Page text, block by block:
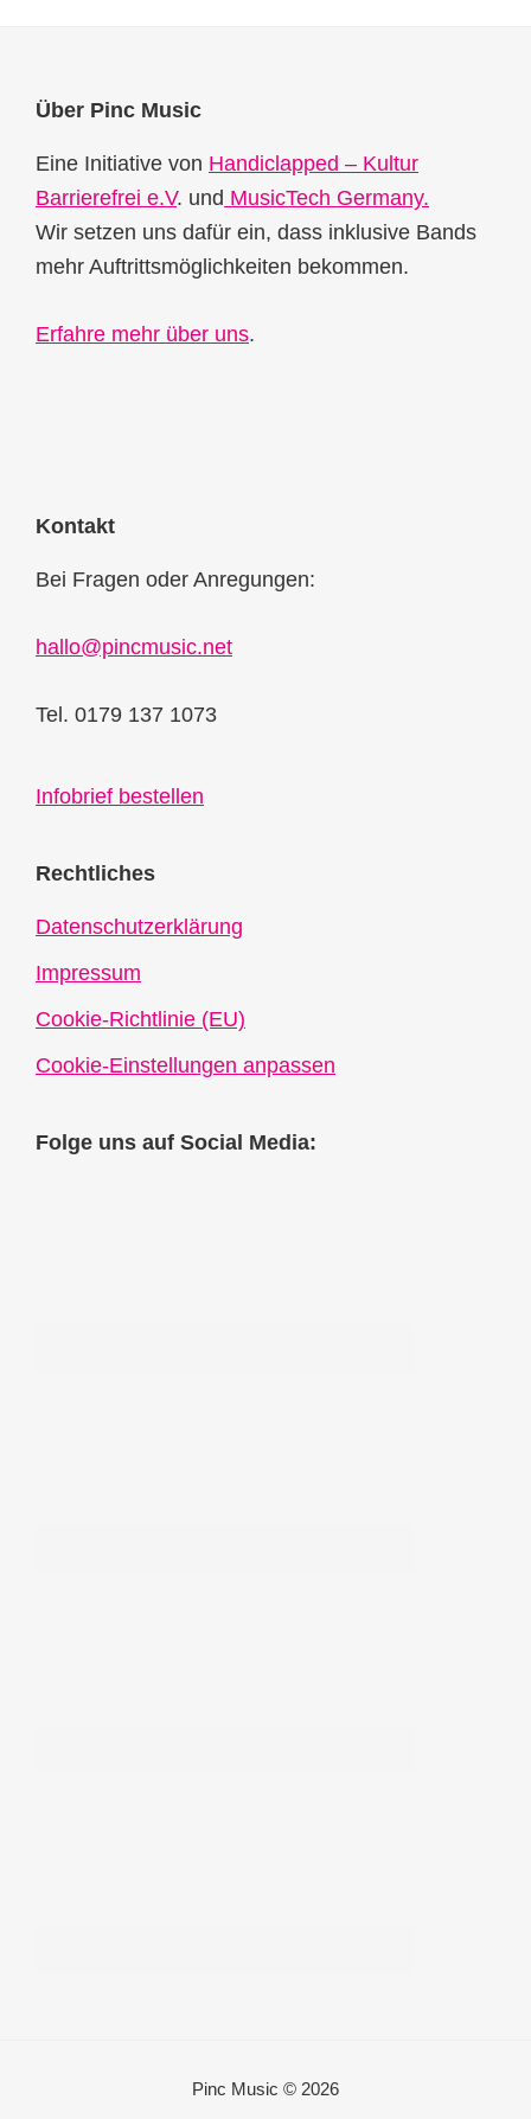
Footer
Über Pinc Music
Eine Initiative von Handiclapped – Kultur
Barrierefrei e.V. und MusicTech Germany.
Wir setzen uns dafür ein, dass inklusive Bands
mehr Auftrittsmöglichkeiten bekommen.
Erfahre mehr über uns.
Kontakt
Bei Fragen oder Anregungen:
hallo@pincmusic.net
Tel. 0179 137 1073
Infobrief bestellen
Rechtliches
Datenschutzerklärung
Impressum
Cookie-Richtlinie (EU)
Cookie-Einstellungen anpassen
Folge uns auf Social Media:
Pinc Music © 2026